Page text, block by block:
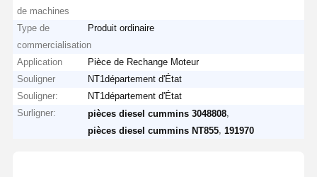
de machines
Type de
commercialisation
Produit ordinaire
Application
Pièce de Rechange Moteur
Souligner
NT1département d'État
Souligner:
NT1département d'État
Surligner:
pièces diesel cummins 3048808
pièces diesel cummins NT855 ,191970